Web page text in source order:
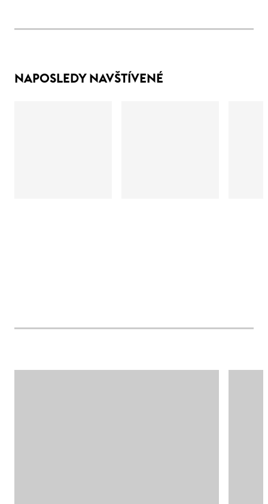
NAPOSLEDY NAVŠTÍVENÉ